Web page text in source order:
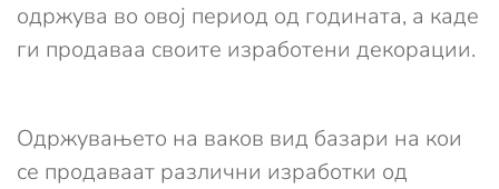
одржува во овој период од годината, а каде
ги продаваа своите изработени декорации.
Одржувањето на ваков вид базари на кои
се продаваат различни изработки од